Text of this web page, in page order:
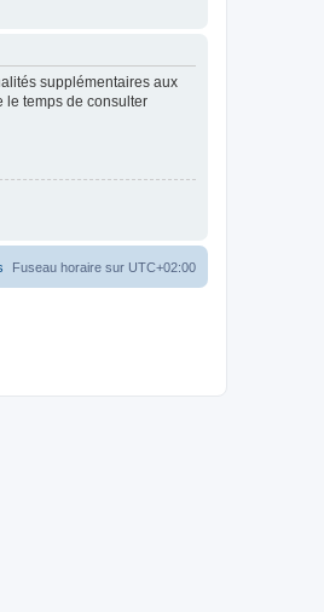
supplémentaires aux
le temps de consulter
Fuseau horaire sur UTC+02:00